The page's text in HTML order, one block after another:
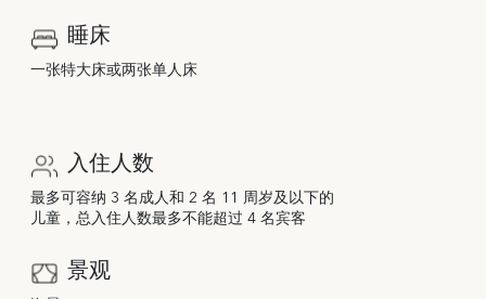
睡床
一张特大床或两张单人床
入住人数
最多可容纳 3 名成人和 2 名 11 周岁及以下的
儿童，总入住人数最多不能超过 4 名宾客
景观